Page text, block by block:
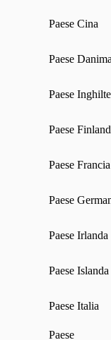
Cina
Francia
Irlanda
Islanda
Italia